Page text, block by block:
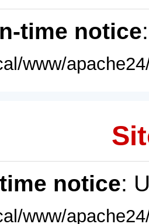
time notice
www/
notice:
www/